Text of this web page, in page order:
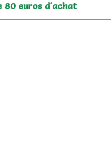
euros d'achat